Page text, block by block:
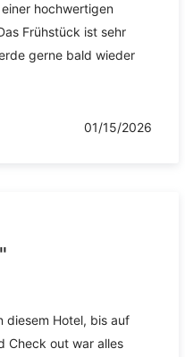
hochwertigen
Frühstück ist sehr
gerne bald wieder
01/15/2026
diesem Hotel, bis auf
Check out war alles